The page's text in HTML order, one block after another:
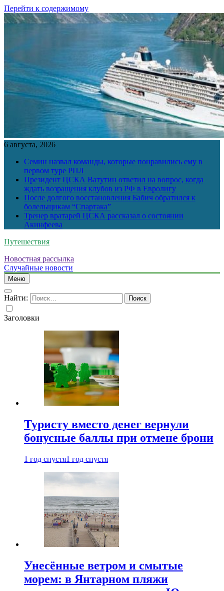
Перейти к содержимому
6 августа, 2026
Семин назвал команды, которые понравились ему в
первом туре РПЛ
Президент ЦСКА Ватутин ответил на вопрос, когда
ждать возращения клубов из РФ в Евролигу
После долгого восстановления Бабич обратился к
болельщикам “Спартака”
Тренер вратарей ЦСКА рассказал о состоянии
Акинфеева
Путешествия
Новостная рассылка
Случайные новости
Меню
Найти:
Заголовки
Туристу вместо денег вернули
бонусные баллы при отмене брони
1 год спустя1 год спустя
Унесённые ветром и смытые
морем: в Янтарном пляжи